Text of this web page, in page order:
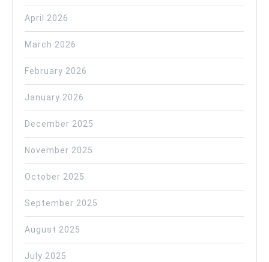
April 2026
March 2026
February 2026
January 2026
December 2025
November 2025
October 2025
September 2025
August 2025
July 2025